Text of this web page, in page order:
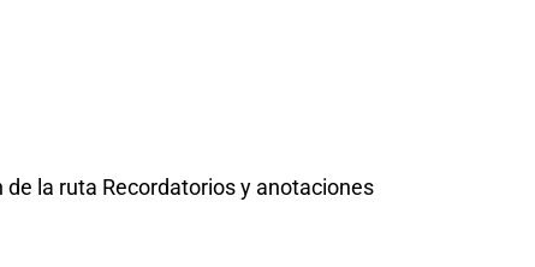
de la ruta Recordatorios y anotaciones